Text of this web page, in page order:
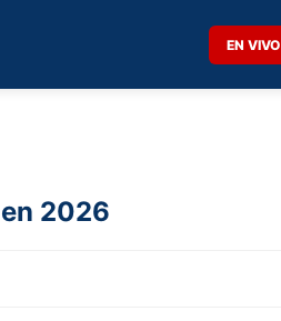
EN VIVO
2026